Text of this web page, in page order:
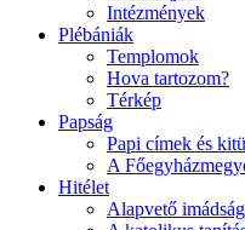
Intézmények
Plébániák
Templomok
Hova tartozom?
Térkép
Papság
Papi címek és
A
Hitélet
Alapvető